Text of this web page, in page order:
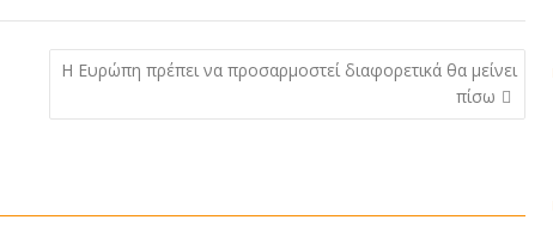
Η Ευρώπη πρέπει να προσαρμοστεί διαφορετικά θα μείνει
πίσω